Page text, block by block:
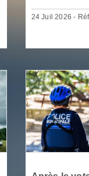
24 Juil 2026 -